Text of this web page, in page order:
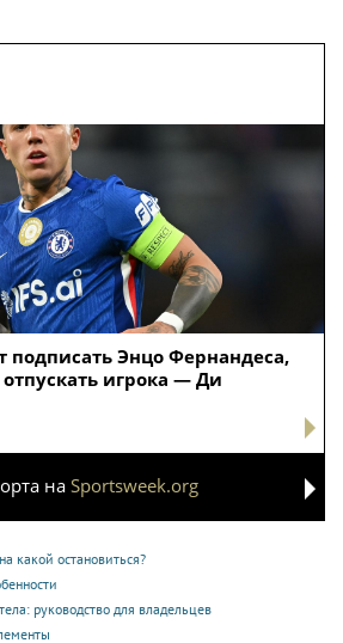
подписать Энцо Фернандеса,
игрока — Ди
наSportsweek.org
какой остановиться?
руководство для владельцев